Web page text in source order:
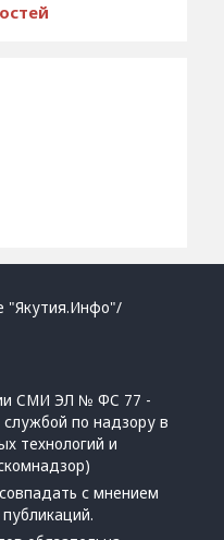
"Якутия.Инфо"/
СМИ ЭЛ № ФС 77 -
по надзору в
технологий и
с мнением